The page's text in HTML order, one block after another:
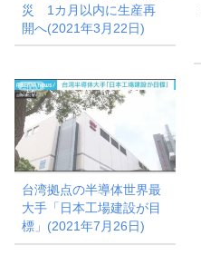
災 1カ月以内に生産再
開へ(2021年3月22日)
台湾拠点の半導体世界最
大手「日本工場建設が目
標」(2021年7月26日)